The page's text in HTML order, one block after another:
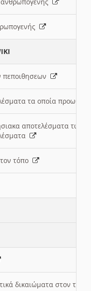
πεποιθησεων
τα οποία
αποτελέσματα
τόπο
δικαιώματα στον